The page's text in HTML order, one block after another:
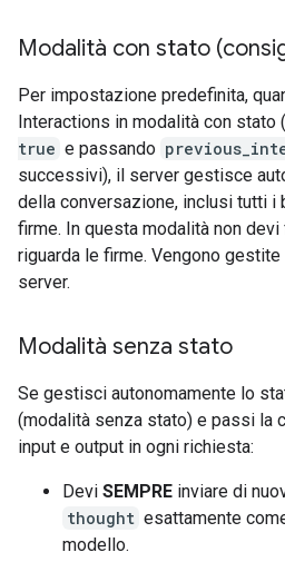
Modalità con stato
Per impostazione predefinita,
Interactions in modalità con stato
true e passando
successivi), il server gestisce
della conversazione, inclusi tutti i
firme. In questa modalità non
riguarda le firme. Vengono
server.
Modalità senza stato
Se gestisci autonomamente lo
(modalità senza stato) e passi la
input e output in ogni richiesta:
Devi SEMPRE inviare di
thought esattamente
modello.